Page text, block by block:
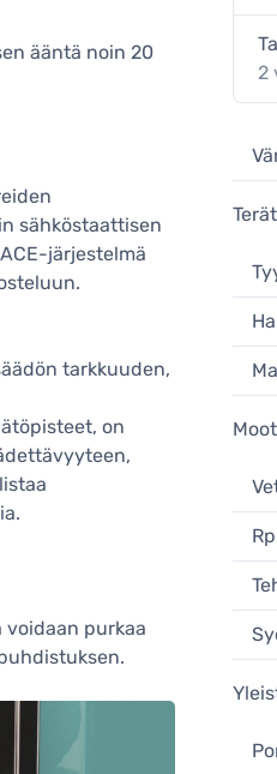
ääntä noin 20
sähköstaattisen
järjestelmä
tarkkuuden,
on
voidaan purkaa
2
Terät